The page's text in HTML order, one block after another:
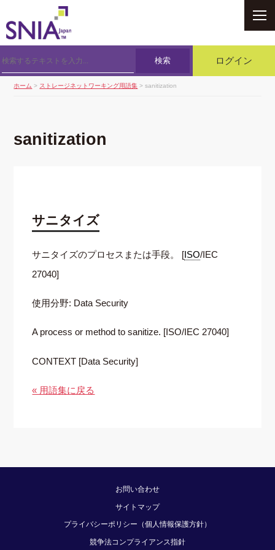
検索 ログイン
ホーム > ストレージネットワーキング用語集 > sanitization
sanitization
サニタイズ
サニタイズのプロセスまたは手段。 [ISO/IEC
27040]
使用分野: Data Security
A process or method to sanitize. [ISO/IEC 27040]
CONTEXT [Data Security]
« 用語集に戻る
お問い合わせ
サイトマップ
プライバシーポリシー（個人情報保護方針）
競争法コンプライアンス指針